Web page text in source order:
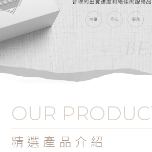
關於我們
最新消息
聯絡我們
聯絡我們
2002donghua@gmail.com
FOLLOW US
OUR
精選產品介紹